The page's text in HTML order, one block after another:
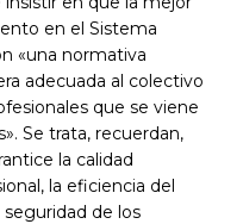
en el Sistema
«una normativa
adecuada al colectivo
que se viene
Se trata, recuerdan,
la calidad
la eficiencia del
de los